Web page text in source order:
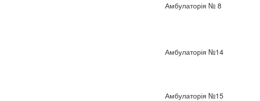
Амбулаторія № 8
Амбулаторія №14
Амбулаторія №15